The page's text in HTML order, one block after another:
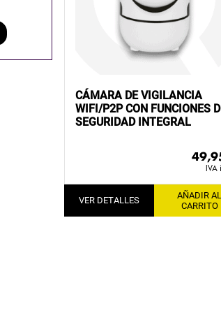
CÁMARA DE VIGILANCIA
WIFI/P2P CON FUNCIONES
SEGURIDAD INTEGRAL
IVA
VER DETALLES
AÑADIR AL
CARRITO